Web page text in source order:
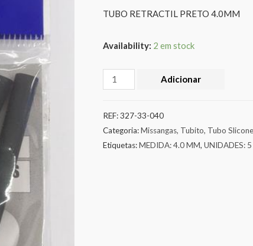
TUBO RETRACTIL PRETO 4.0MM
Availability: 2 em stock
Adicionar
REF:327-33-040
Categoria:Missangas, Tubito, Tubo Slicone
Etiquetas:MEDIDA: 4.0 MM, UNIDADES: 5